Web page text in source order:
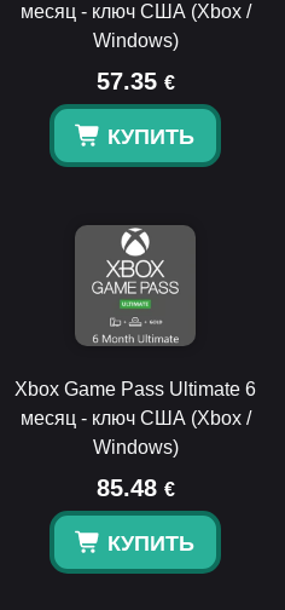
месяц - ключ США (Xbox /
Windows)
57.35 €
КУПИТЬ
Xbox Game Pass Ultimate 6
месяц - ключ США (Xbox /
Windows)
85.48 €
КУПИТЬ